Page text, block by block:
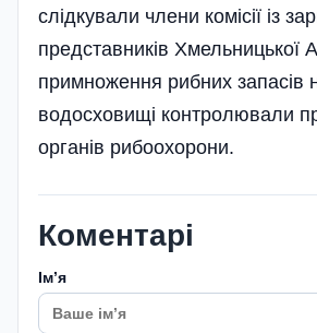
слідкували члени комісії із
представників Хмельницької
примноження рибних запасів
водосховищі контролювали
органів рибоохорони.
Коментарі
Імʼя